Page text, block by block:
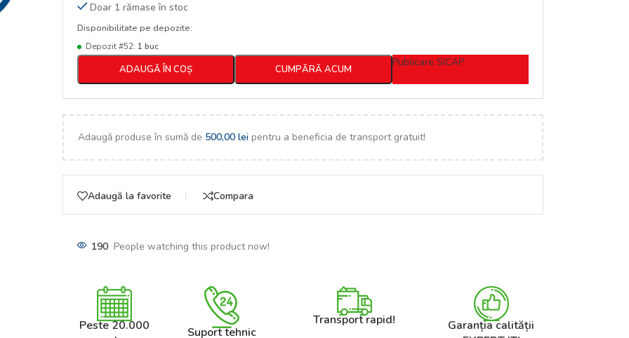
Doar 1 rămase în stoc
Disponibilitate pe depozite:
Depozit #52: 1 buc
ADAUGĂ ÎN COȘ CUMPĂRĂ ACUM
Publicare SICAP
Adaugă produse în sumă de 500,00 leipentru a beneficia de transport gratuit!
Adaugă la favorite Compara
190 People watching this product now!
Peste 20.000
Suport tehnic
Transport rapid!
Garanția calității